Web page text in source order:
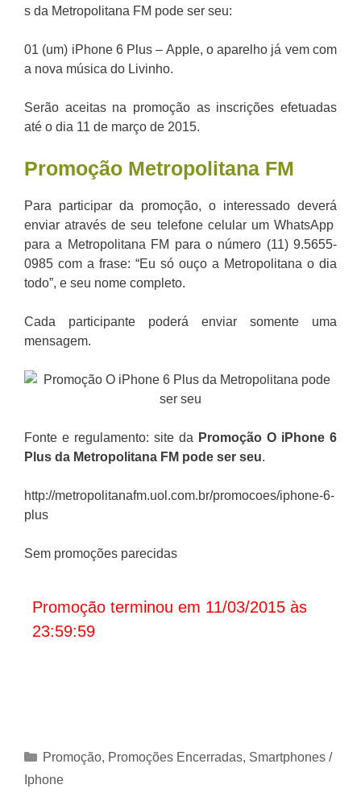
s da Metropolitana FM pode ser seu:
01 (um) iPhone 6 Plus – Apple, o aparelho já vem com
a nova música do Livinho.
Serão aceitas na promoção as inscrições efetuadas
até o dia 11 de março de 2015.
Promoção Metropolitana FM
Para participar da promoção, o interessado deverá
enviar através de seu telefone celular um WhatsApp
para a Metropolitana FM para o número (11) 9.5655-
0985 com a frase: “Eu só ouço a Metropolitana o dia
todo”, e seu nome completo.
Cada participante poderá enviar somente uma
mensagem.
Fonte e regulamento: site da Promoção O iPhone 6
Plus da Metropolitana FM pode ser seu.
http://metropolitanafm.uol.com.br/promocoes/iphone-6-
plus
Sem promoções parecidas
Promoção terminou em 11/03/2015 às
23:59:59
Categorias
Promoção, Promoções Encerradas, Smartphones /
Iphone